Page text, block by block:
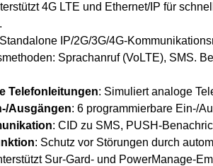
4G LTE und Ethernet/IP für
IP/2G/3G/4G-
Sprachanruf (VoLTE), SMS.
Telefonleitungen: Simuliert analoge
Ausgängen: 6 programmierbare Ein-/
: CID zu SMS, PUSH-
: Schutz vor Störungen durch
Sur-Gard- und PowerManage-